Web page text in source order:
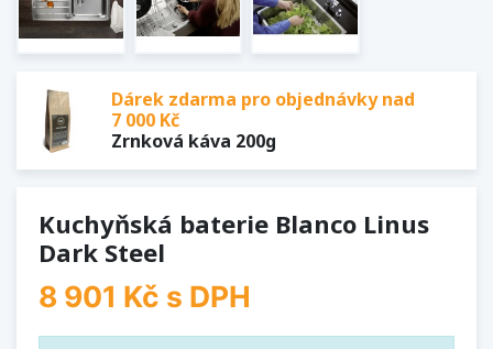
Dárek zdarma pro objednávky nad
7 000 Kč
Zrnková káva 200g
Kuchyňská baterie Blanco Linus
Dark Steel
8 901 Kč s DPH